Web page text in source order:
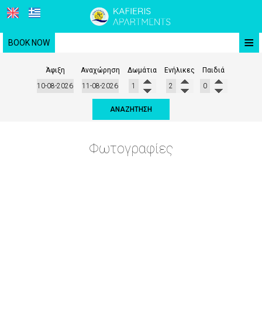
≡
BOOK NOW
ΑΡΧΙΚΉ
ΤΟΠΟΘΕΣΊΑ
ΔΙΑΜΟΝΉ
ΦΩΤΟΓΡΑΦΊΕΣ
Άφιξη Αναχώρηση Δωμάτια Ενήλικες Παιδιά
ΑΝΑΖΉΤΗΣΗ
Φωτογραφίες